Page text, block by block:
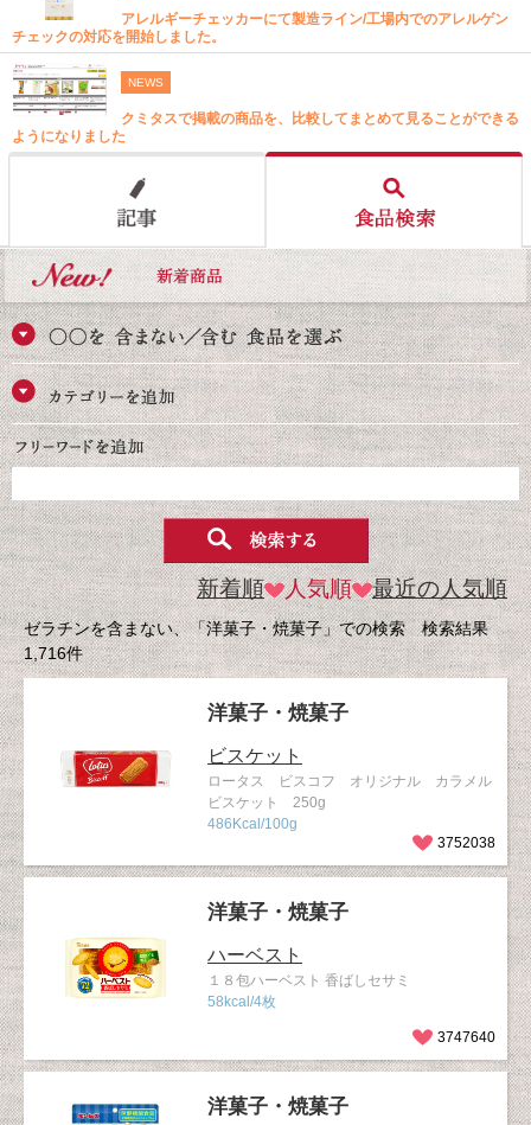
アレルギーチェッカーにて製造ライン/工場内でのアレルゲン
チェックの対応を開始しました。
NEWS
クミタスで掲載の商品を、比較してまとめて見ることができる
ようになりました
新着順 人気順 最近の人気順
ゼラチンを含まない、「洋菓子・焼菓子」での検索 検索結果
1,716件
洋菓子・焼菓子
ビスケット
ロータス ビスコフ オリジナル カラメル
ビスケット 250g
486Kcal/100g
3752038
洋菓子・焼菓子
ハーベスト
１８包ハーベスト 香ばしセサミ
58kcal/4枚
3747640
洋菓子・焼菓子